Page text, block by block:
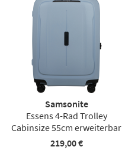
Samsonite
Essens 4-Rad Trolley
Cabinsize 55cm erweiterbar
219,00 €